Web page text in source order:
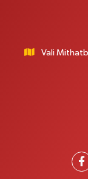
Yenı Derman
Akdamar Hastanesi
Hayat Eczanesi
Kışla Mah.Çınarlı
Vali